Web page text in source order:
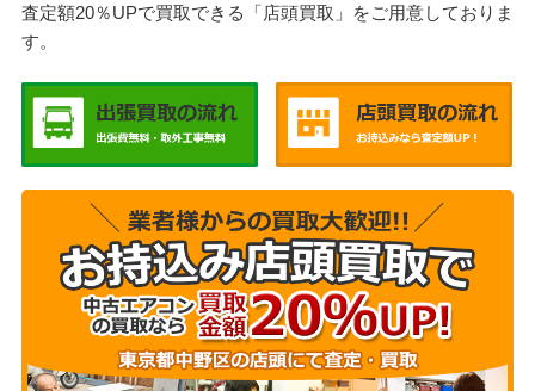
査定額20％UPで買取できる「店頭買取」をご用意しておりま
す。